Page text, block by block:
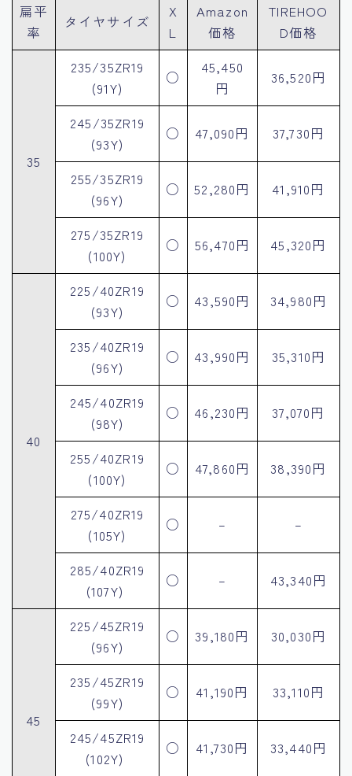
扁平
率
タイヤサイズ
X
L
Amazon
価格
TIREHOO
D価格
35
235/35ZR19
(91Y)
○
45,450
円
36,520円
245/35ZR19
(93Y)
○ 47,090円 37,730円
255/35ZR19
(96Y)
○ 52,280円 41,910円
275/35ZR19
(100Y)
○ 56,470円 45,320円
40
225/40ZR19
(93Y)
○ 43,590円 34,980円
235/40ZR19
(96Y)
○ 43,990円 35,310円
245/40ZR19
(98Y)
○ 46,230円 37,070円
255/40ZR19
(100Y)
○ 47,860円 38,390円
275/40ZR19
(105Y)
○ – –
285/40ZR19
(107Y)
○ – 43,340円
45
225/45ZR19
(96Y)
○ 39,180円 30,030円
235/45ZR19
(99Y)
○ 41,190円 33,110円
245/45ZR19
(102Y)
○ 41,730円 33,440円